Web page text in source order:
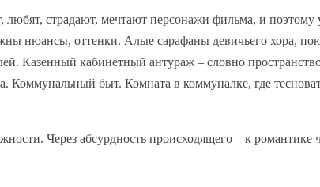
любят, страдают, мечтают персонажи фильма, и поэтому
нюансы, оттенки. Алые сарафаны девичьего хора,
Казенный кабинетный антураж – словно
Коммунальный быт. Комната в коммуналке, где
Через абсурдность происходящего – к романтике